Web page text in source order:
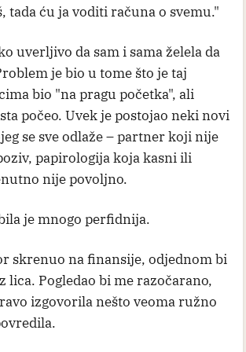
tada ću ja voditi računa o svemu."
uverljivo da sam i sama želela da
je bio u tome što je taj
bio "na pragu početka", ali
počeo. Uvek je postojao neki novi
se sve odlaže – partner koji nije
papirologija koja kasni ili
nije povoljno.
je mnogo perfidnija.
skrenuo na finansije, odjednom bi
lica. Pogledao bi me razočarano,
izgovorila nešto veoma ružno